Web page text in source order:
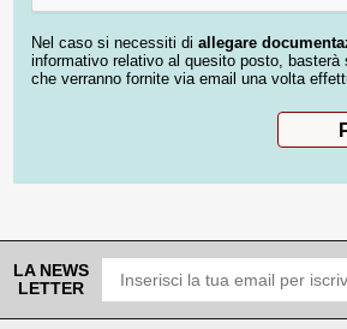
Nel caso si necessiti di allegare
informativo relativo al quesito posto, basterà
che verranno fornite via email una volta
LA NEWS
LETTER